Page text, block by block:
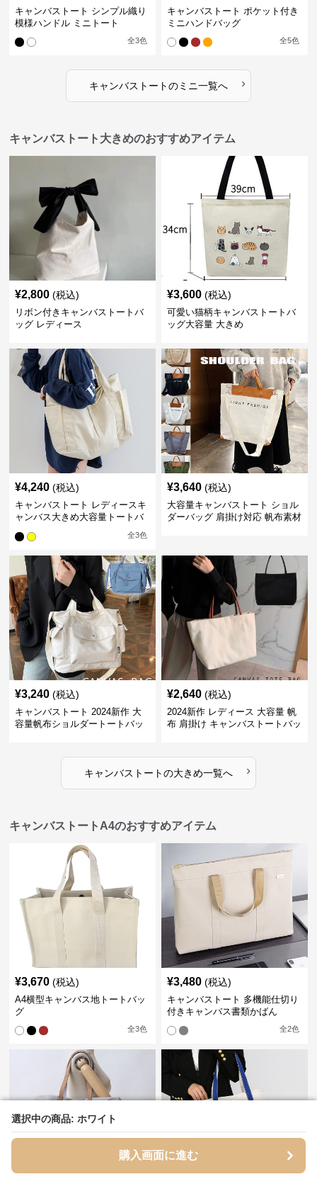
選択中の商品: ホワイト
購入画面に進む
選択中の商品: ホワイト
購入画面に進む
キャンバストート シンプル織り
模様ハンドル ミニトート
全3色
キャンバストート ポケット付き
ミニハンドバッグ
全5色
キャンバストートのミニ一覧へ ›
キャンバストート大きめのおすすめアイテム
¥2,800 (税込)
リボン付きキャンバストートバ
ッグ レディース
¥3,600 (税込)
可愛い猫柄キャンバストートバ
ッグ大容量 大きめ
¥4,240 (税込)
キャンバストート レディースキ
ャンバス大きめ大容量トートバ
全3色
¥3,640 (税込)
大容量キャンバストート ショル
ダーバッグ 肩掛け対応 帆布素材
¥3,240 (税込)
キャンバストート 2024新作 大
容量帆布ショルダートートバッ
¥2,640 (税込)
2024新作 レディース 大容量 帆
布 肩掛け キャンバストートバッ
キャンバストートの大きめ一覧へ ›
キャンバストートA4のおすすめアイテム
¥3,670 (税込)
A4横型キャンバス地トートバッ
グ
全3色
¥3,480 (税込)
キャンバストート 多機能仕切り
付きキャンバス書類かばん
全2色